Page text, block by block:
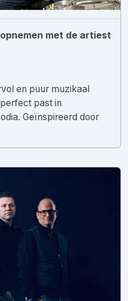
met de artiest
en puur muzikaal
past in
Geïnspireerd door